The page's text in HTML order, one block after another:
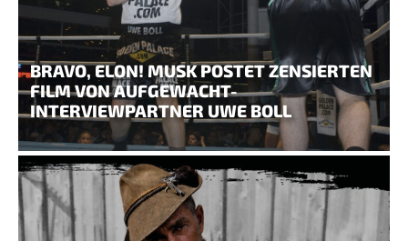
BRAVO, ELON! MUSK POSTET ZENSIERTEN
FILM VON AUFGEWACHT-
INTERVIEWPARTNER UWE BOLL